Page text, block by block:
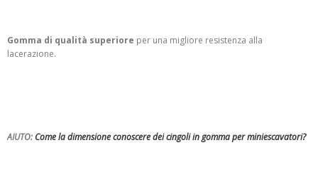
Gomma di qualità superiore per una migliore resistenza alla
lacerazione.
AIUTO: Come la dimensione conoscere dei cingoli in gomma per miniescavatori?